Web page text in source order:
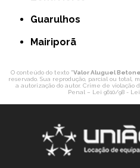
Guarulhos
Mairiporã
O conteúdo do texto "Valor Aluguel
reservado. Sua reprodução, parcial ou total,
a autorização do autor. Crime de violação
Penal – Lei 9610/98 -